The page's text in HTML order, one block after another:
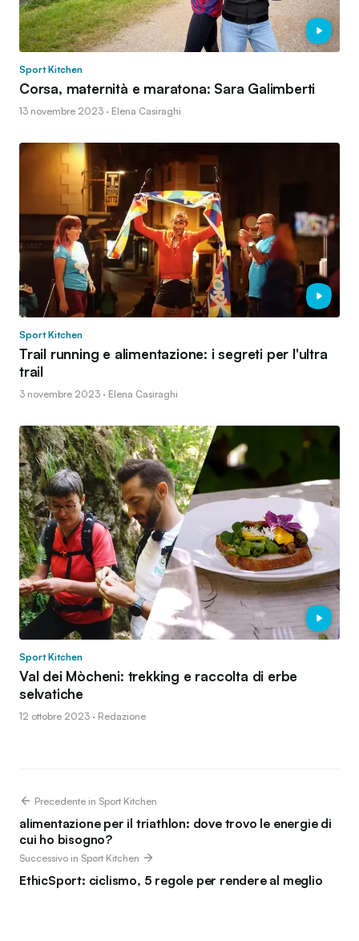
Sport Kitchen
Corsa, maternità e maratona: Sara Galimberti
13 novembre 2023 · Elena Casiraghi
Sport Kitchen
Trail running e alimentazione: i segreti per l'ultra
trail
3 novembre 2023 · Elena Casiraghi
Sport Kitchen
Val dei Mòcheni: trekking e raccolta di erbe
selvatiche
12 ottobre 2023 · Redazione
Precedente in Sport Kitchen
alimentazione per il triathlon: dove trovo le energie di
cui ho bisogno?
Successivo in Sport Kitchen
EthicSport: ciclismo, 5 regole per rendere al meglio